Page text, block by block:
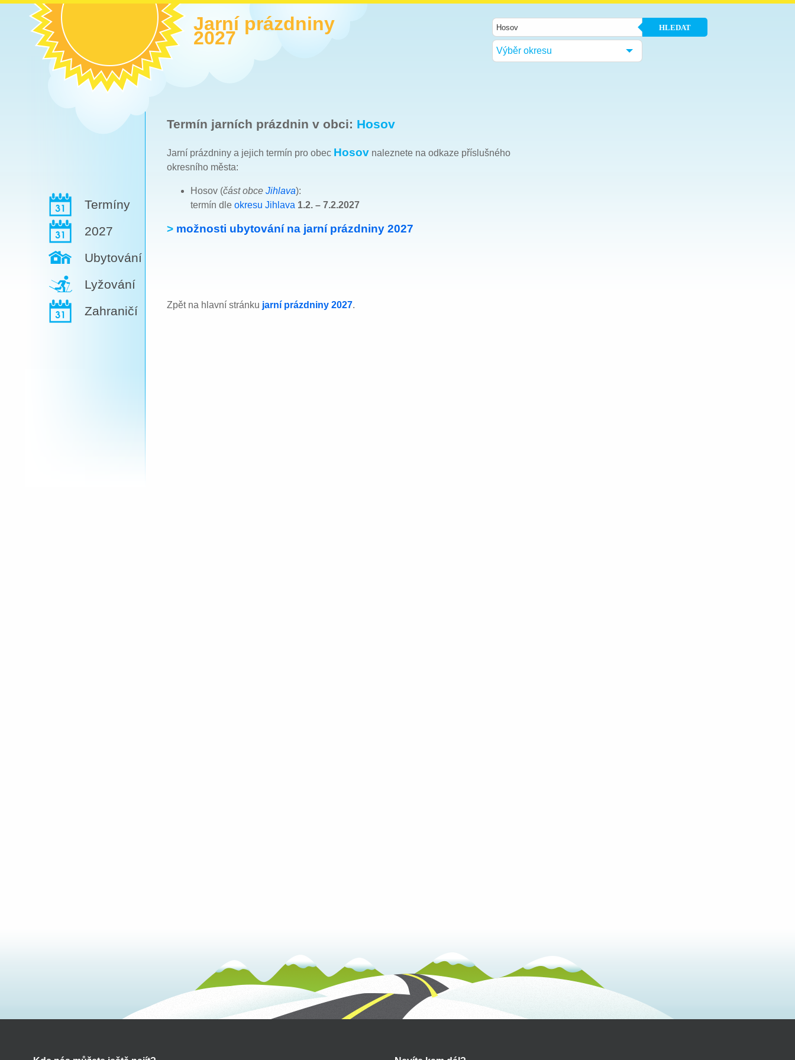
Jarní prázdniny
2027 HLEDAT
Výběr okresu
Termíny
2027
Ubytování
Lyžování
Zahraničí
Termín jarních prázdnin v obci: Hosov
Jarní prázdniny a jejich termín pro obec Hosov naleznete na odkaze příslušného
okresního města:
Hosov (část obce Jihlava):
termín dle okresu Jihlava 1.2. – 7.2.2027
> možnosti ubytování na jarní prázdniny 2027
Zpět na hlavní stránku jarní prázdniny 2027.